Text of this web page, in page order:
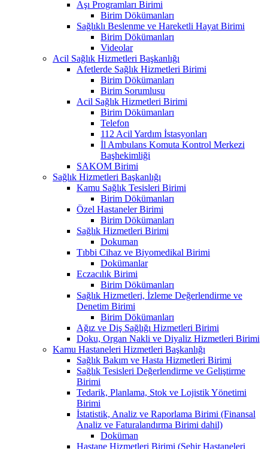
Aşı Programları Birimi
Birim Dökümanları
Sağlıklı Beslenme ve Hareketli Hayat Birimi
Birim Dökümanları
Videolar
Acil Sağlık Hizmetleri Başkanlığı
Afetlerde Sağlık Hizmetleri Birimi
Birim Dökümanları
Birim Sorumlusu
Acil Sağlık Hizmetleri Birimi
Birim Dökümanları
Telefon
112 Acil Yardım İstasyonları
İl Ambulans Komuta Kontrol Merkezi
Başhekimliği
SAKOM Birimi
Sağlık Hizmetleri Başkanlığı
Kamu Sağlık Tesisleri Birimi
Birim Dökümanları
Özel Hastaneler Birimi
Birim Dökümanları
Sağlık Hizmetleri Birimi
Dokuman
Tıbbi Cihaz ve Biyomedikal Birimi
Dokümanlar
Eczacılık Birimi
Birim Dökümanları
Sağlık Hizmetleri, İzleme Değerlendirme ve
Denetim Birimi
Birim Dökümanları
Ağız ve Diş Sağlığı Hizmetleri Birimi
Doku, Organ Nakli ve Diyaliz Hizmetleri Birimi
Kamu Hastaneleri Hizmetleri Başkanlığı
Sağlık Bakım ve Hasta Hizmetleri Birimi
Sağlık Tesisleri Değerlendirme ve Geliştirme
Birimi
Tedarik, Planlama, Stok ve Lojistik Yönetimi
Birimi
İstatistik, Analiz ve Raporlama Birimi (Finansal
Analiz ve Faturalandırma Birimi dahil)
Doküman
Hastane Hizmetleri Birimi (Şehir Hastaneleri